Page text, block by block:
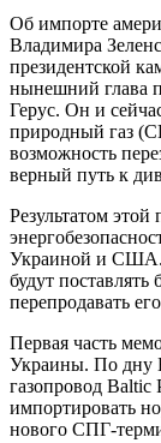
Об импорте
Владимира
президентской
нынешний глава
Герус. Он и
природный газ
возможность
верный путь к
Результатом
Украиной и США.
будут
перепродавать
Первая часть
Украины. По дну
газопровод
импортировать
нового СПГ-